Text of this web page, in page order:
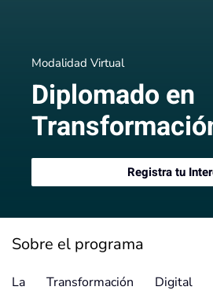
Modalidad Virtual
Diplomado en
Registra tu
Sobre el programa
La Transformación